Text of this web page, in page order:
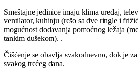
Smeštajne jedinice imaju klima uređaj,
ventilator, kuhinju (rešo sa dve ringle i
mogućnost dodavanja pomoćnog ležaja
tankim dušekom). .
Čišćenje se obavlja svakodnevno, dok je
svakog trećeg dana.